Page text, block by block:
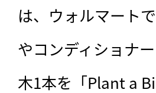
は、ウォルマート
やコンディショナ
木1本を「Plant a